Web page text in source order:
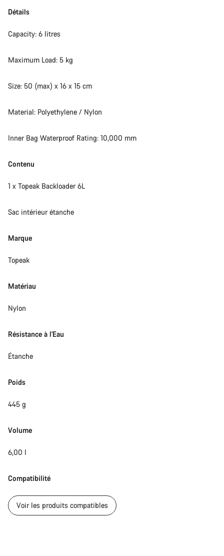
Détails
Capacity: 6 litres
Maximum Load: 5 kg
Size: 50 (max) x 16 x 15 cm
Material: Polyethylene / Nylon
Inner Bag Waterproof Rating: 10,000 mm
Contenu
1 x Topeak Backloader 6L
Sac intérieur étanche
Marque
Topeak
Matériau
Nylon
Résistance à l'Eau
Étanche
Poids
445 g
Volume
6,00 l
Compatibilité
Voir les produits compatibles